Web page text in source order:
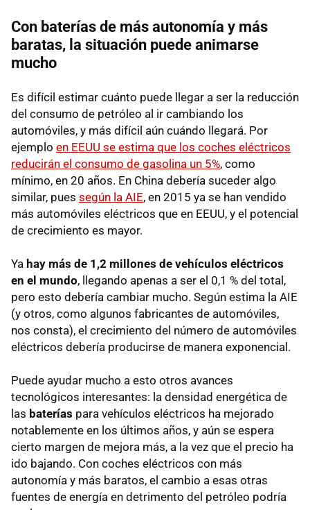
Con baterías de más autonomía y más
baratas, la situación puede animarse
mucho
Es difícil estimar cuánto puede llegar a ser la reducción
del consumo de petróleo al ir cambiando los
automóviles, y más difícil aún cuándo llegará. Por
ejemplo en EEUU se estima que los coches eléctricos
reducirán el consumo de gasolina un 5%, como
mínimo, en 20 años. En China debería suceder algo
similar, pues según la AIE, en 2015 ya se han vendido
más automóviles eléctricos que en EEUU, y el potencial
de crecimiento es mayor.
Ya hay más de 1,2 millones de vehículos eléctricos
en el mundo, llegando apenas a ser el 0,1 % del total,
pero esto debería cambiar mucho. Según estima la AIE
(y otros, como algunos fabricantes de automóviles,
nos consta), el crecimiento del número de automóviles
eléctricos debería producirse de manera exponencial.
Puede ayudar mucho a esto otros avances
tecnológicos interesantes: la densidad energética de
las baterías para vehículos eléctricos ha mejorado
notablemente en los últimos años, y aún se espera
cierto margen de mejora más, a la vez que el precio ha
ido bajando. Con coches eléctricos con más
autonomía y más baratos, el cambio a esas otras
fuentes de energía en detrimento del petróleo podría